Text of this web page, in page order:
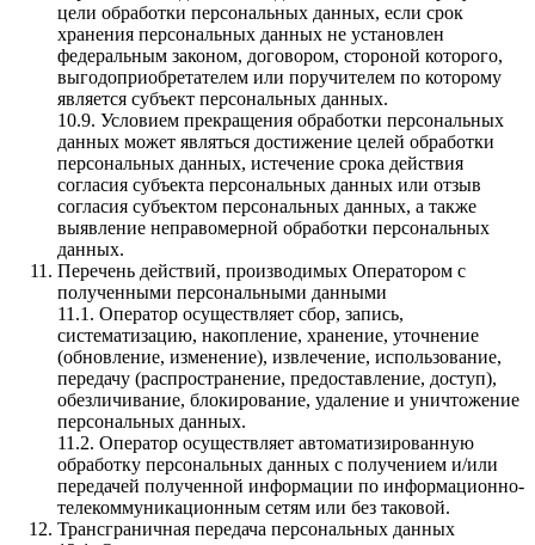
цели обработки персональных данных, если срок
хранения персональных данных не установлен
федеральным законом, договором, стороной которого,
выгодоприобретателем или поручителем по которому
является субъект персональных данных.
10.9. Условием прекращения обработки персональных
данных может являться достижение целей обработки
персональных данных, истечение срока действия
согласия субъекта персональных данных или отзыв
согласия субъектом персональных данных, а также
выявление неправомерной обработки персональных
данных.
Перечень действий, производимых Оператором с
полученными персональными данными
11.1. Оператор осуществляет сбор, запись,
систематизацию, накопление, хранение, уточнение
(обновление, изменение), извлечение, использование,
передачу (распространение, предоставление, доступ),
обезличивание, блокирование, удаление и уничтожение
персональных данных.
11.2. Оператор осуществляет автоматизированную
обработку персональных данных с получением и/или
передачей полученной информации по информационно-
телекоммуникационным сетям или без таковой.
Трансграничная передача персональных данных